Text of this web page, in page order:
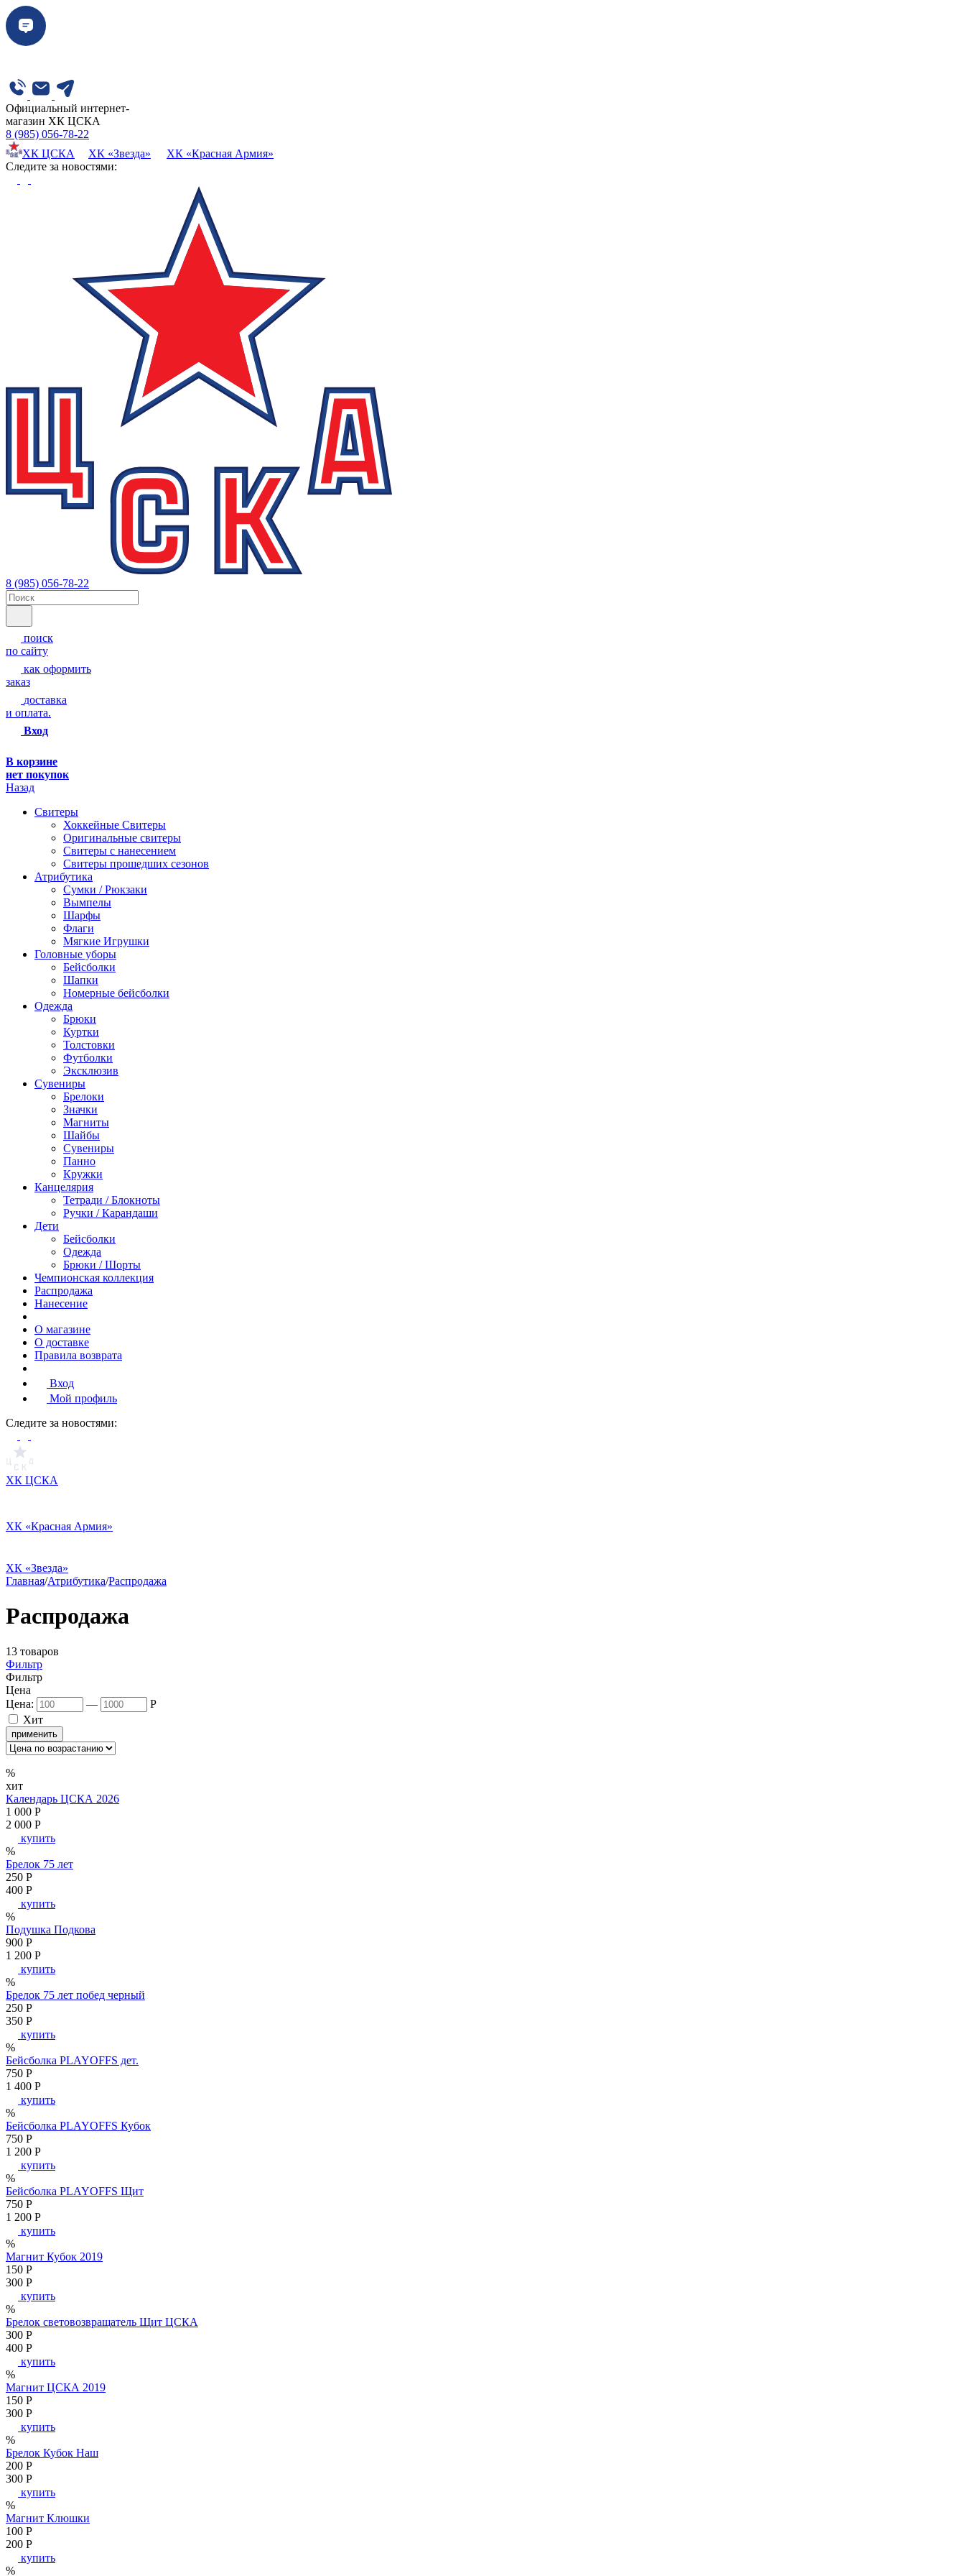
Официальный интернет-
магазин ХК ЦСКА
8 (985) 056-78-22
ХК ЦСКА
ХК «Звезда»
ХК «Красная Армия»
Cледите за новостями:
8 (985) 056-78-22
поиск
по сайту
как оформить
заказ
доставка
и оплата.
Вход
В корзине
нет покупок
Назад
Свитеры
Хоккейные Свитеры
Оригинальные свитеры
Свитеры с нанесением
Свитеры прошедших сезонов
Атрибутика
Сумки / Рюкзаки
Вымпелы
Шарфы
Флаги
Мягкие Игрушки
Головные уборы
Бейсболки
Шапки
Номерные бейсболки
Одежда
Брюки
Куртки
Толстовки
Футболки
Эксклюзив
Сувениры
Брелоки
Значки
Магниты
Шайбы
Сувениры
Панно
Кружки
Канцелярия
Тетради / Блокноты
Ручки / Карандаши
Дети
Бейсболки
Одежда
Брюки / Шорты
Чемпионская коллекция
Распродажа
Нанесение
О магазине
О доставке
Правила возврата
Вход
Мой профиль
Cледите за новостями:
ХК ЦСКА
ХК «Красная Армия»
ХК «Звезда»
Главная/Атрибутика/Распродажа
Распродажа
13 товаров
Фильтр
Фильтр
Цена
Цена:
—
P
Хит
применить
%
хит
Календарь ЦСКА 2026
1 000 P
2 000 P
купить
%
Брелок 75 лет
250 P
400 P
купить
%
Подушка Подкова
900 P
1 200 P
купить
%
Брелок 75 лет побед черный
250 P
350 P
купить
%
Бейсболка PLAYOFFS дет.
750 P
1 400 P
купить
%
Бейсболка PLAYOFFS Кубок
750 P
1 200 P
купить
%
Бейсболка PLAYOFFS Щит
750 P
1 200 P
купить
%
Магнит Кубок 2019
150 P
300 P
купить
%
Брелок световозвращатель Щит ЦСКА
300 P
400 P
купить
%
Магнит ЦСКА 2019
150 P
300 P
купить
%
Брелок Кубок Наш
200 P
300 P
купить
%
Магнит Клюшки
100 P
200 P
купить
%